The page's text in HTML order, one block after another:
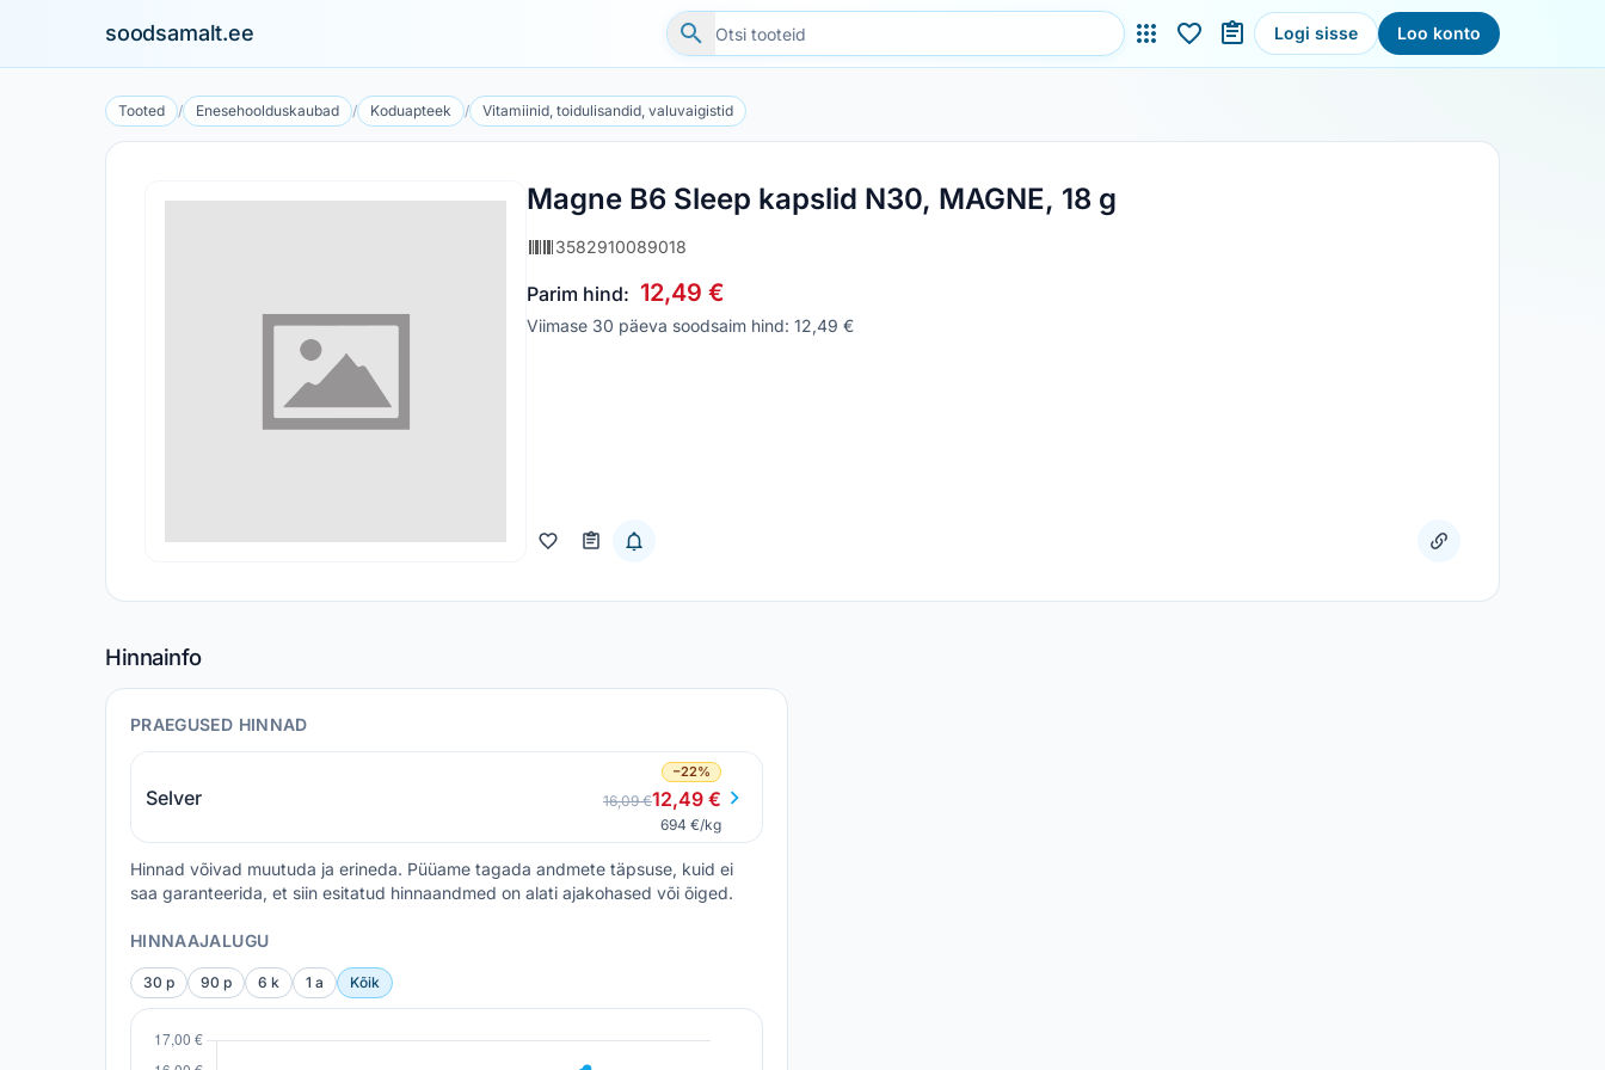
soodsamalt.ee Logi sisse Loo konto
Tooted / Enesehoolduskaubad / Koduapteek / Vitamiinid, toidulisandid, valuvaigistid
Magne B6 Sleep kapslid N30, MAGNE, 18 g
3582910089018
Parim hind: 12,49 €
Viimase 30 päeva soodsaim hind: 12,49 €
Hinnainfo
PRAEGUSED HINNAD
Selver
−22%
16,09 €12,49 €
694 €/kg
Hinnad võivad muutuda ja erineda. Püüame tagada andmete täpsuse, kuid ei
saa garanteerida, et siin esitatud hinnaandmed on alati ajakohased või õiged.
HINNAAJALUGU
30 p 90 p 6 k 1 a Kõik